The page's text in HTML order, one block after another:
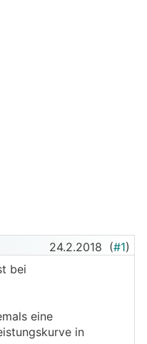
24.2.2018 (#1)
bei
eine
in